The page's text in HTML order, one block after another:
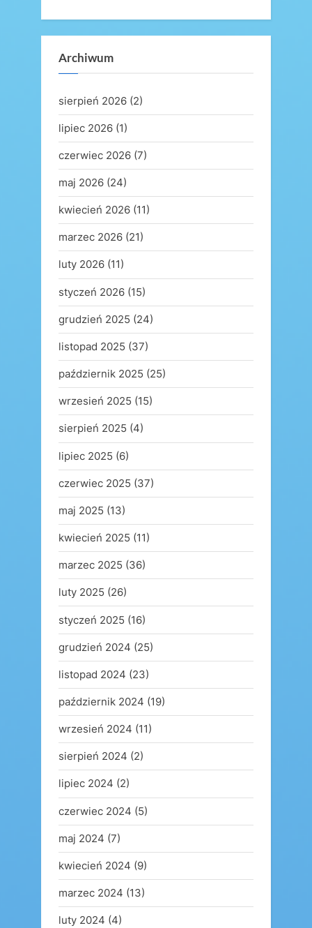
Archiwum
sierpień 2026 (2)
lipiec 2026 (1)
czerwiec 2026 (7)
maj 2026 (24)
kwiecień 2026 (11)
marzec 2026 (21)
luty 2026 (11)
styczeń 2026 (15)
grudzień 2025 (24)
listopad 2025 (37)
październik 2025 (25)
wrzesień 2025 (15)
sierpień 2025 (4)
lipiec 2025 (6)
czerwiec 2025 (37)
maj 2025 (13)
kwiecień 2025 (11)
marzec 2025 (36)
luty 2025 (26)
styczeń 2025 (16)
grudzień 2024 (25)
listopad 2024 (23)
październik 2024 (19)
wrzesień 2024 (11)
sierpień 2024 (2)
lipiec 2024 (2)
czerwiec 2024 (5)
maj 2024 (7)
kwiecień 2024 (9)
marzec 2024 (13)
luty 2024 (4)